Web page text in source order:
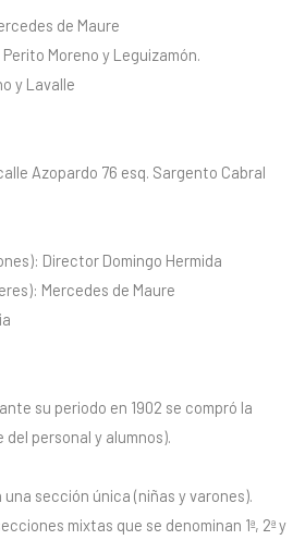
de Maure
Moreno y Leguizamón.
y Lavalle
Azopardo 76 esq. Sargento Cabral
Director Domingo Hermida
Mercedes de Maure
su periodo en 1902 se compró la
personal y alumnos).
una sección única (niñas y varones).
mixtas que se denominan 1ª, 2ª y